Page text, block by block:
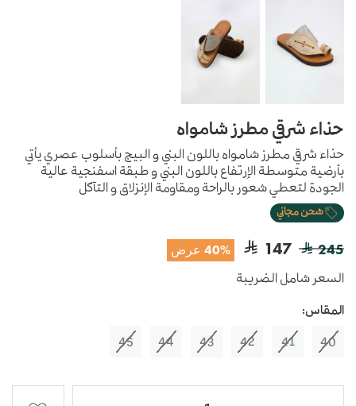
حذاء شرقي مطرز شامواه
حذاء شرقي مطرز شامواه باللون البني و البيج بأسلوب عصري يأتي
بأرضية متوسطة الإرتفاع باللون البني و طبقة اسفنجية عالية
الجودة لتعطي شعور بالراحة ومقاومة الإنزلاق و التآكل
شحن مجاني
245
147 40% عرض
السعر شامل الضريبة
المقاس:
40
41
42
43
44
45